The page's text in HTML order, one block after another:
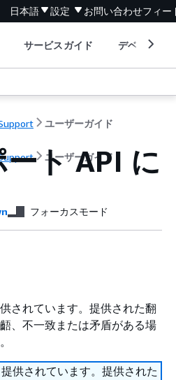
日本語 設定 お問い合わせフィー
サービスガイド デベロッパ
ユーザーガイド
ユーザーガイド
ト API に
フォーカスモード
されています。提供された翻
、不一致または矛盾がある場
供されています。提供された